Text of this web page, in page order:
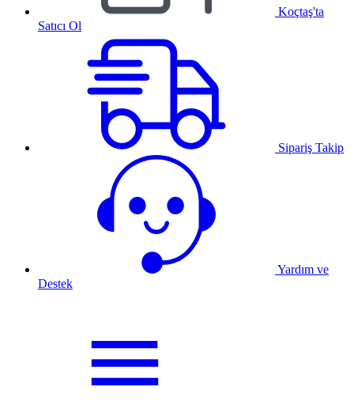
Koçtaş'ta
Satıcı Ol
Sipariş Takip
Yardım ve
Destek